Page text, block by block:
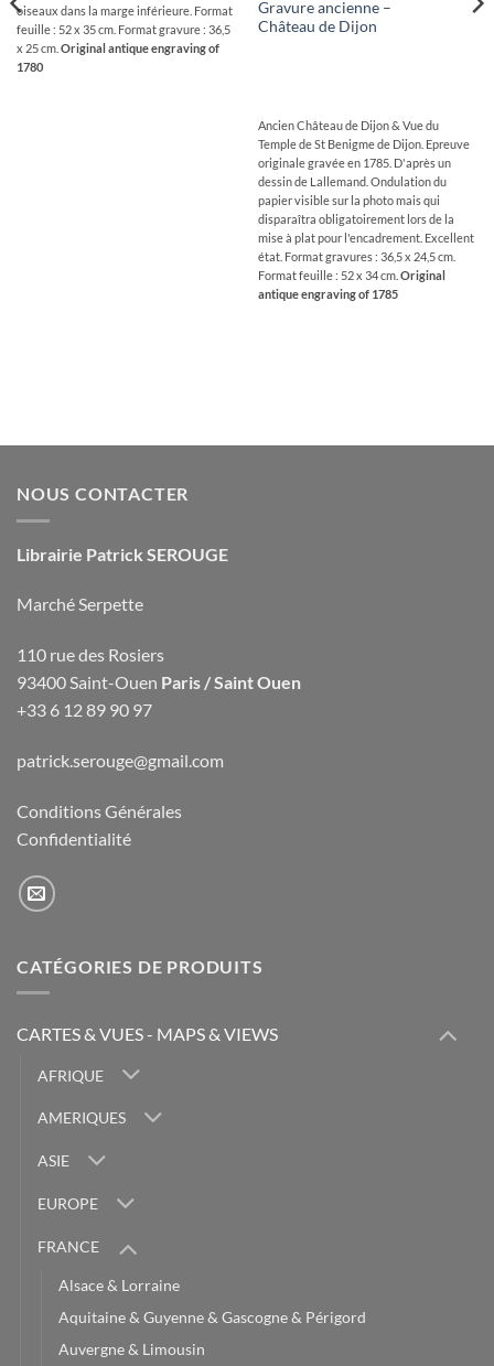
oiseaux dans la marge inférieure. Format
feuille : 52 x 35 cm. Format gravure : 36,5
x 25 cm. Original antique engraving of
1780
Gravure ancienne –
Château de Dijon
Ancien Château de Dijon & Vue du
Temple de St Benigme de Dijon. Epreuve
originale gravée en 1785. D'après un
dessin de Lallemand. Ondulation du
papier visible sur la photo mais qui
disparaîtra obligatoirement lors de la
mise à plat pour l'encadrement. Excellent
état. Format gravures : 36,5 x 24,5 cm.
Format feuille : 52 x 34 cm. Original
antique engraving of 1785
NOUS CONTACTER
Librairie Patrick SEROUGE
Marché Serpette
110 rue des Rosiers
93400 Saint-Ouen Paris / Saint Ouen
+33 6 12 89 90 97
patrick.serouge@gmail.com
Conditions Générales
Confidentialité
CATÉGORIES DE PRODUITS
CARTES & VUES - MAPS & VIEWS
AFRIQUE
AMERIQUES
ASIE
EUROPE
FRANCE
Alsace & Lorraine
Aquitaine & Guyenne & Gascogne & Périgord
Auvergne & Limousin